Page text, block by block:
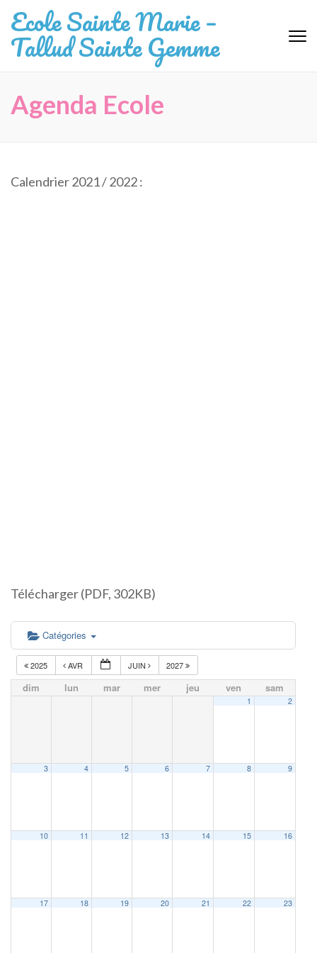
au
contenu
(Pressez
Ecole Sainte Marie –
Tallud Sainte Gemme
Agenda Ecole
Calendrier 2021 / 2022 :
Télécharger (PDF, 302KB)
Catégories
2025 AVR JUIN 2027
dim lun mar mer jeu ven sam
1 2
3 4 5 6 7 8 9
10 11 12 13 14 15 16
17 18 19 20 21 22 23